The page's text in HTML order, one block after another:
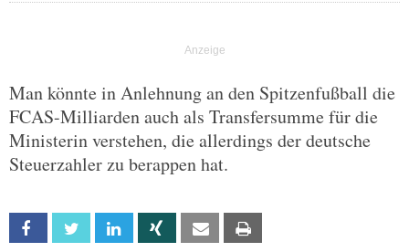
Man könnte in Anlehnung an den Spitzenfußball die
FCAS-Milliarden auch als Transfersumme für die
Ministerin verstehen, die allerdings der deutsche
Steuerzahler zu berappen hat.
Facebook Twitter Linkedin Xing Email